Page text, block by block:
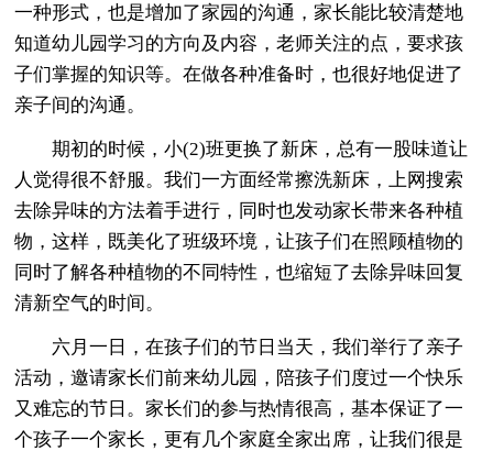
一种形式，也是增加了家园的沟通，家长能比较清楚地
知道幼儿园学习的方向及内容，老师关注的点，要求孩
子们掌握的知识等。在做各种准备时，也很好地促进了
亲子间的沟通。
期初的时候，小(2)班更换了新床，总有一股味道让
人觉得很不舒服。我们一方面经常擦洗新床，上网搜索
去除异味的方法着手进行，同时也发动家长带来各种植
物，这样，既美化了班级环境，让孩子们在照顾植物的
同时了解各种植物的不同特性，也缩短了去除异味回复
清新空气的时间。
六月一日，在孩子们的节日当天，我们举行了亲子
活动，邀请家长们前来幼儿园，陪孩子们度过一个快乐
又难忘的节日。家长们的参与热情很高，基本保证了一
个孩子一个家长，更有几个家庭全家出席，让我们很是